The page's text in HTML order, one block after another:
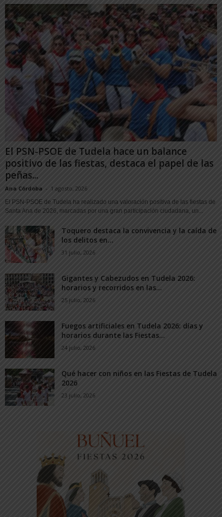
El PSN-PSOE de Tudela hace un balance
positivo de las fiestas, destaca el papel de las
peñas...
Ana Córdoba - 1 agosto, 2026
El PSN-PSOE de Tudela ha realizado una valoración positiva de las fiestas de
Santa Ana de 2026, marcadas por una gran participación ciudadana, un...
Toquero destaca la convivencia y la caída de
los delitos en...
31 julio, 2026
Gigantes y Cabezudos en Tudela 2026:
horarios y recorridos en las...
25 julio, 2026
Fuegos artificiales en Tudela 2026: días y
horarios durante las Fiestas...
24 julio, 2026
Qué hacer con niños en las Fiestas de Tudela
2026
23 julio, 2026